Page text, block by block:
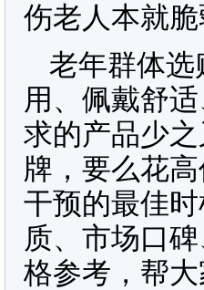
伤老人本就
老年群体
用、佩戴舒
求的产品少
牌，要么花
干预的最佳
质、市场口
格参考，帮